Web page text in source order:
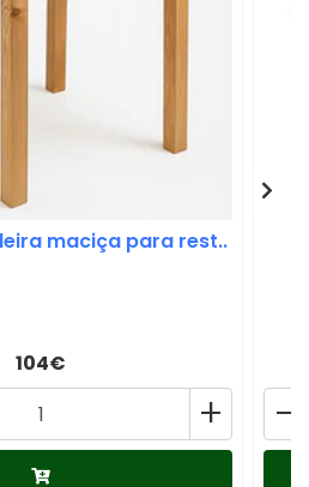
maciça para rest..
104€
+ -